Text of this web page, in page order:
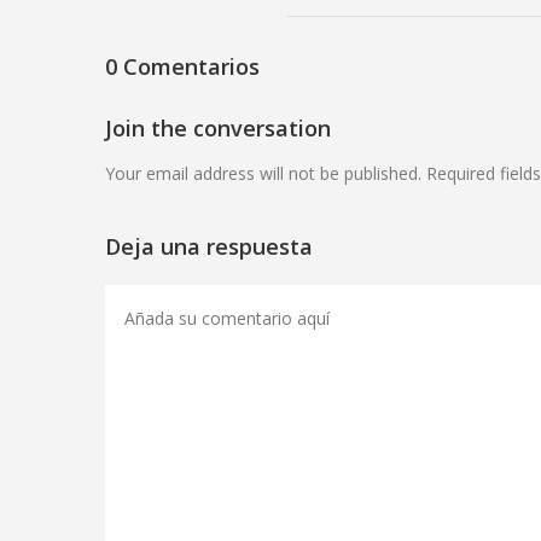
0 Comentarios
Join the conversation
Your email address will not be published. Required
Deja una respuesta